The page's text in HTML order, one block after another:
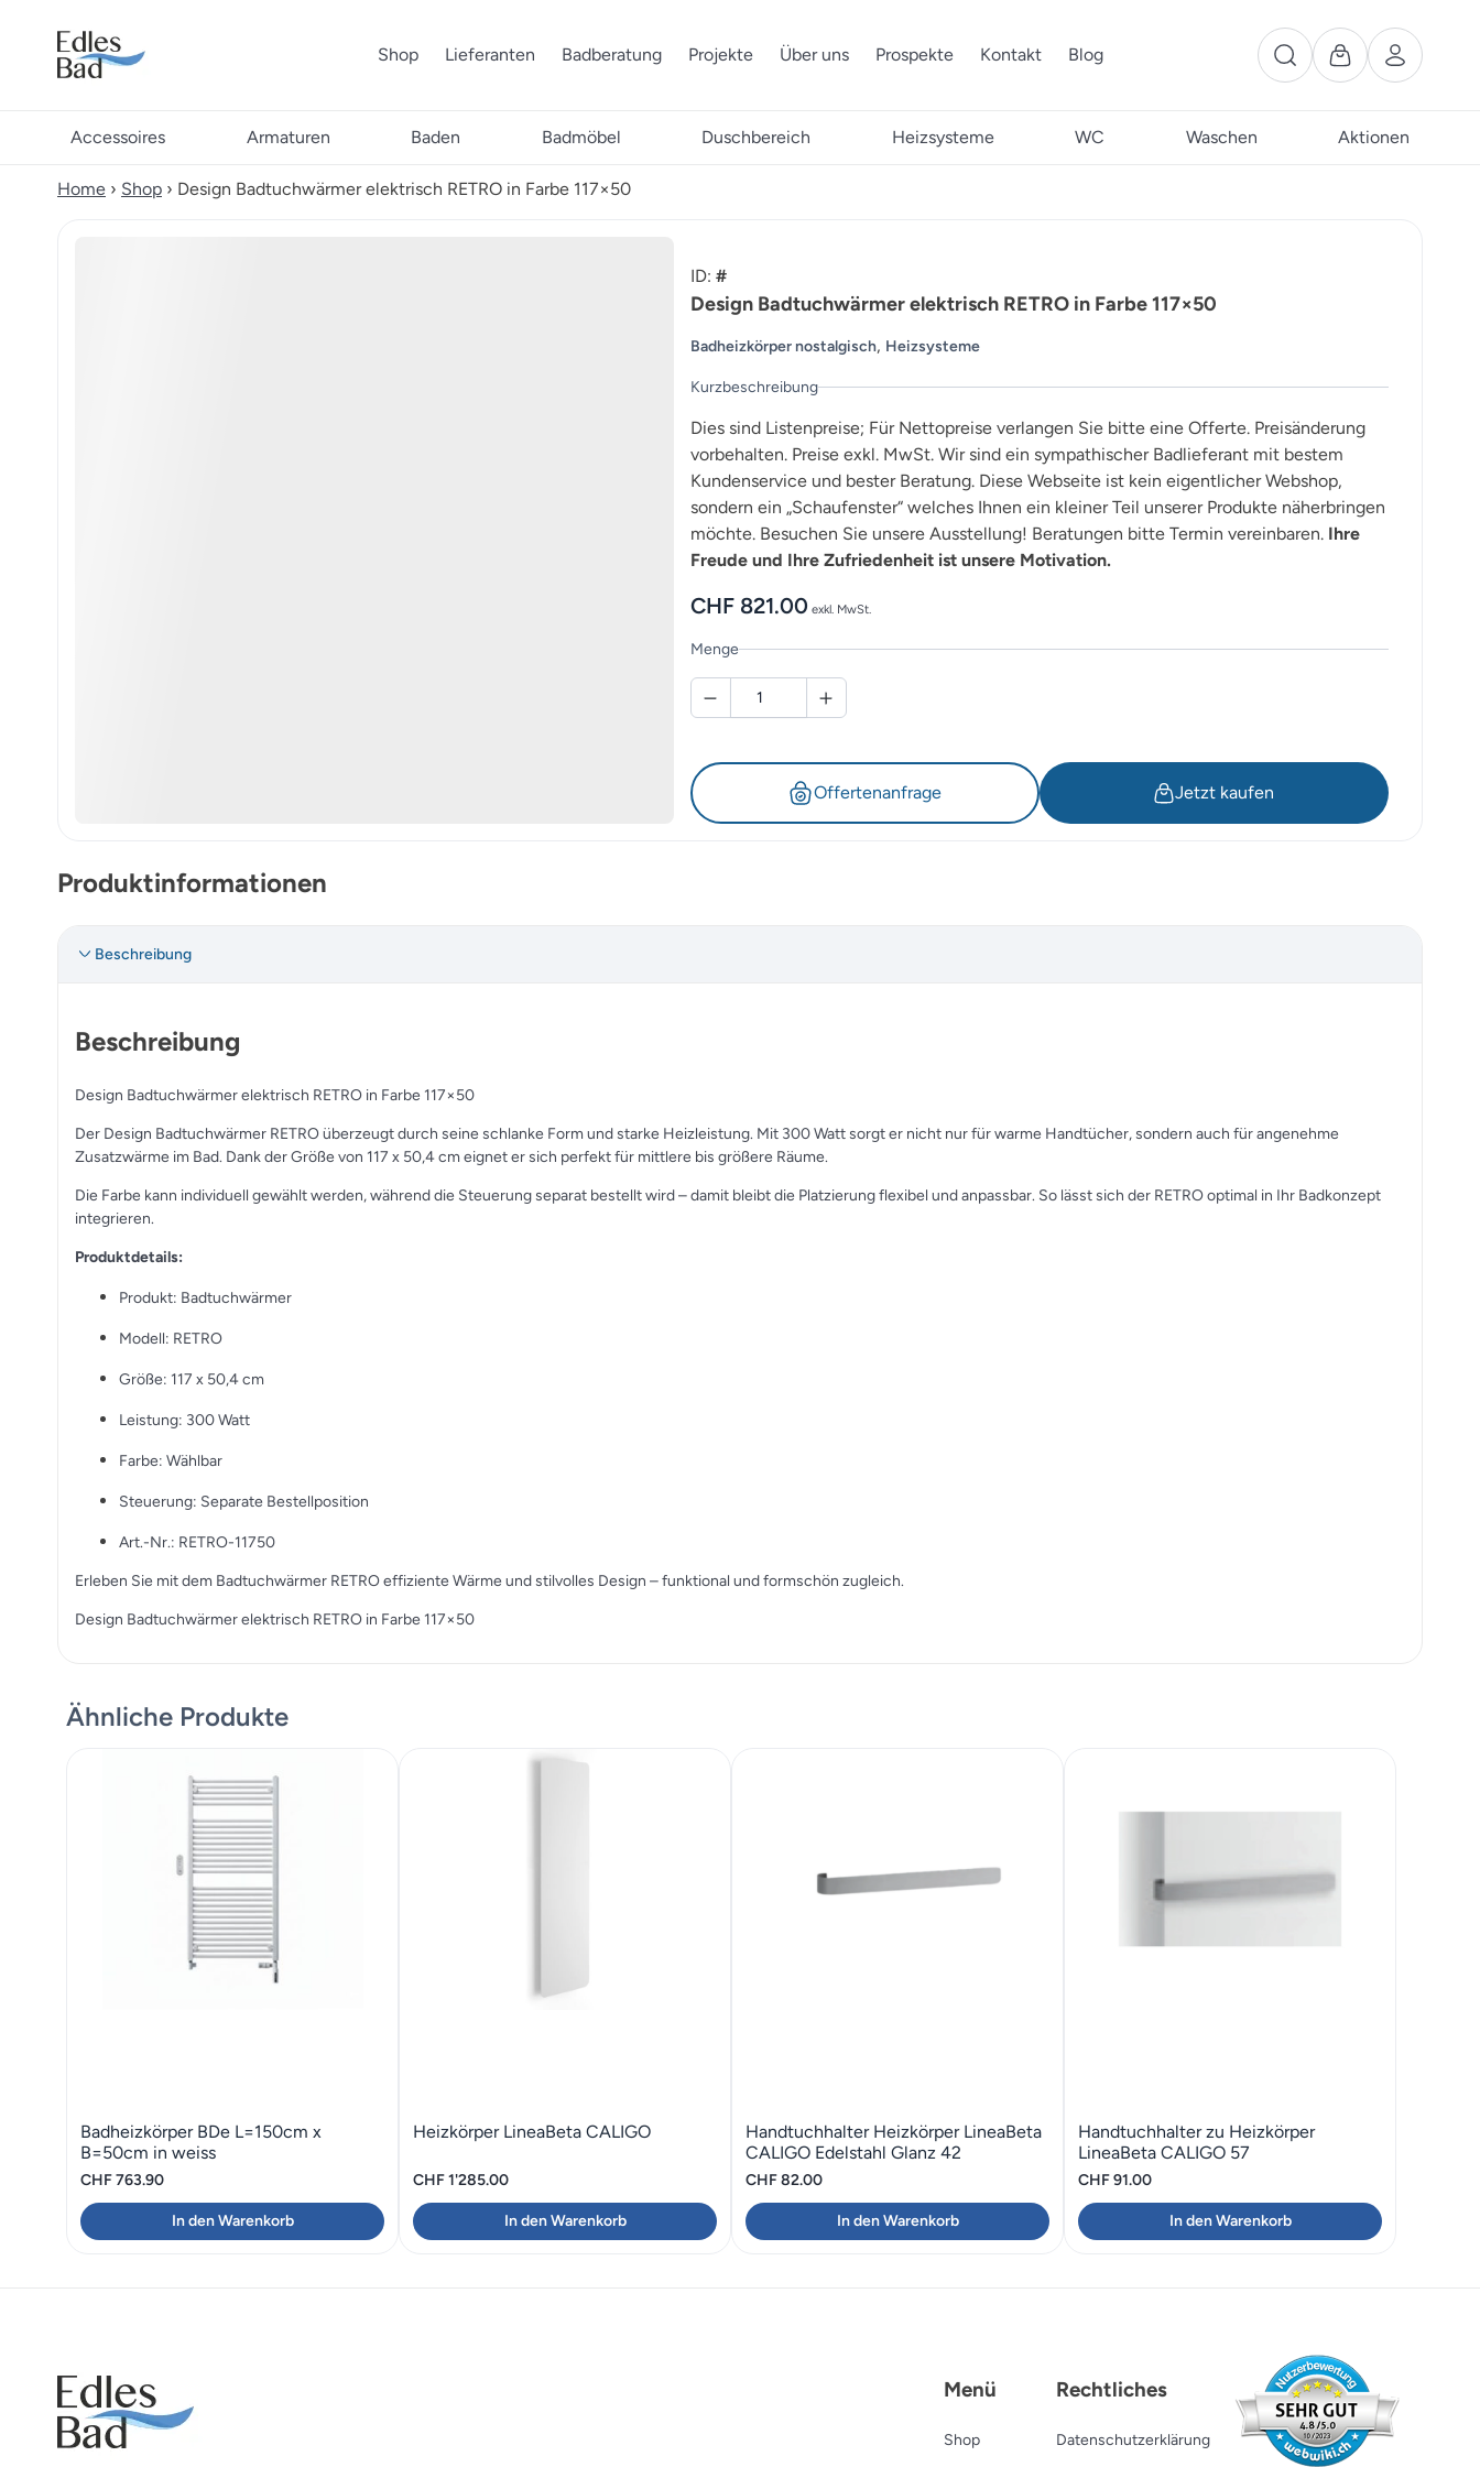
Shop Lieferanten Badberatung Projekte Über uns Prospekte Kontakt Blog
Accessoires Armaturen Baden Badmöbel Duschbereich Heizsysteme WC Waschen Aktionen
Home › Shop › Design Badtuchwärmer elektrisch RETRO in Farbe 117×50
ID: #
Design Badtuchwärmer elektrisch RETRO in Farbe 117×50
Badheizkörper nostalgisch, Heizsysteme
Kurzbeschreibung
Dies sind Listenpreise; Für Nettopreise verlangen Sie bitte eine Offerte. Preisänderung
vorbehalten. Preise exkl. MwSt. Wir sind ein sympathischer Badlieferant mit bestem
Kundenservice und bester Beratung. Diese Webseite ist kein eigentlicher Webshop,
sondern ein „Schaufenster“ welches Ihnen ein kleiner Teil unserer Produkte näherbringen
möchte. Besuchen Sie unsere Ausstellung! Beratungen bitte Termin vereinbaren. Ihre
Freude und Ihre Zufriedenheit ist unsere Motivation.
CHF821.00 exkl. MwSt.
Menge
Offertenanfrage Jetzt kaufen
Produktinformationen
Beschreibung
Beschreibung
Design Badtuchwärmer elektrisch RETRO in Farbe 117×50
Der Design Badtuchwärmer RETRO überzeugt durch seine schlanke Form und starke Heizleistung. Mit 300 Watt sorgt er nicht nur für warme Handtücher, sondern auch für angenehme
Zusatzwärme im Bad. Dank der Größe von 117 x 50,4 cm eignet er sich perfekt für mittlere bis größere Räume.
Die Farbe kann individuell gewählt werden, während die Steuerung separat bestellt wird – damit bleibt die Platzierung flexibel und anpassbar. So lässt sich der RETRO optimal in Ihr Badkonzept
integrieren.
Produktdetails:
Produkt: Badtuchwärmer
Modell: RETRO
Größe: 117 x 50,4 cm
Leistung: 300 Watt
Farbe: Wählbar
Steuerung: Separate Bestellposition
Art.-Nr.: RETRO-11750
Erleben Sie mit dem Badtuchwärmer RETRO effiziente Wärme und stilvolles Design – funktional und formschön zugleich.
Design Badtuchwärmer elektrisch RETRO in Farbe 117×50
Ähnliche Produkte
Badheizkörper BDe L=150cm x
B=50cm in weiss
CHF763.90
In den Warenkorb
Heizkörper LineaBeta CALIGO
CHF1'285.00
In den Warenkorb
Handtuchhalter Heizkörper LineaBeta
CALIGO Edelstahl Glanz 42
CHF82.00
In den Warenkorb
Handtuchhalter zu Heizkörper
LineaBeta CALIGO 57
CHF91.00
In den Warenkorb
Menü
Shop
Rechtliches
Datenschutzerklärung